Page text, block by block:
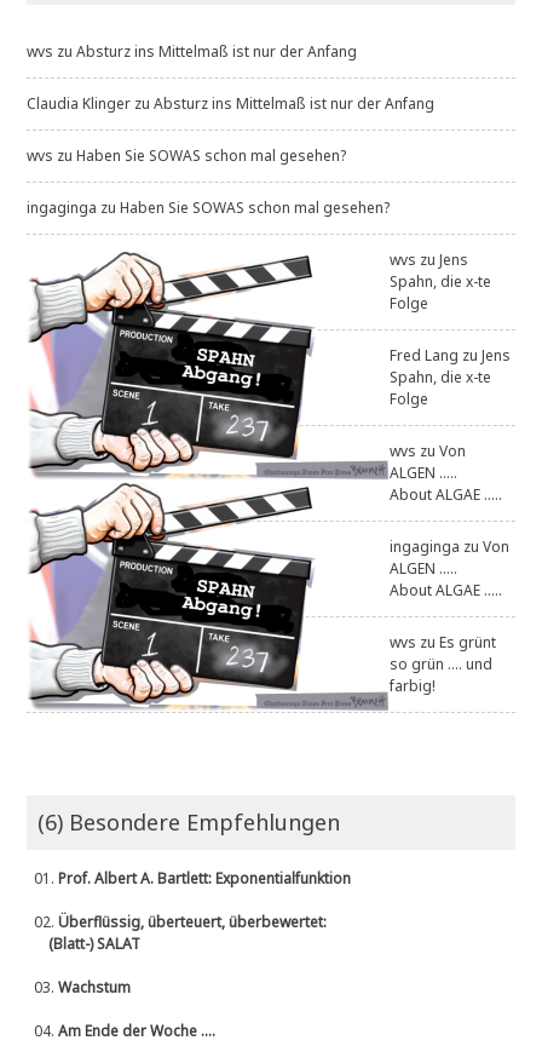
wvs zuAbsturz ins Mittelmaß ist nur der Anfang
Claudia Klinger zuAbsturz ins Mittelmaß ist nur der Anfang
wvs zuHaben Sie SOWAS schon mal gesehen?
ingaginga zuHaben Sie SOWAS schon mal gesehen?
wvs zuJens
Spahn, die x-te
Folge
Fred Lang zuJens
Spahn, die x-te
Folge
wvs zuVon
ALGEN .....
About ALGAE .....
ingaginga zuVon
ALGEN .....
About ALGAE .....
wvs zuEs grünt
so grün .... und
farbig!
(6) Besondere Empfehlungen
01.Prof. Albert A. Bartlett: Exponentialfunktion
02.Überflüssig, überteuert, überbewertet:
(Blatt-) SALAT
03.Wachstum
04.Am Ende der Woche ....